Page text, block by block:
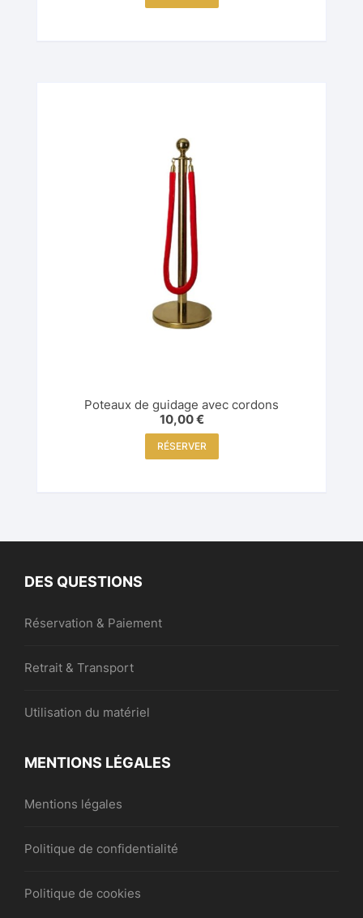
Poteaux de guidage avec cordons
10,00€
RÉSERVER
DES QUESTIONS
Réservation & Paiement
Retrait & Transport
Utilisation du matériel
MENTIONS LÉGALES
Mentions légales
Politique de confidentialité
Politique de cookies